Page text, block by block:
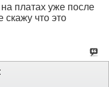
платах уже после
скажу что это